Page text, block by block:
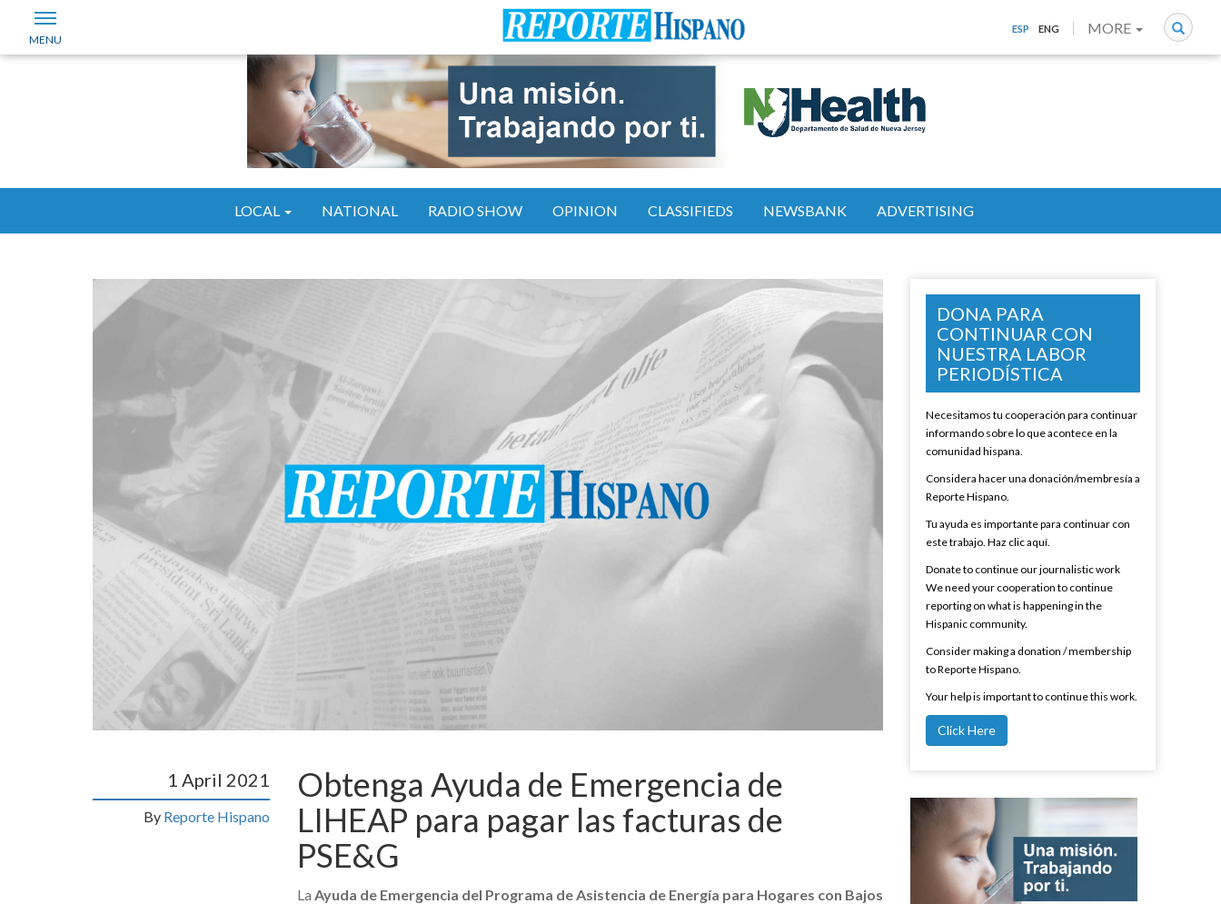
Search
MORE
ESP ENG
LOCAL NATIONAL RADIO SHOW OPINION CLASSIFIEDS NEWSBANK ADVERTISING
1 April 2021
By Reporte Hispano
Obtenga Ayuda de Emergencia de
LIHEAP para pagar las facturas de
PSE&G
La Ayuda de Emergencia del Programa de Asistencia de Energía para Hogares con Bajos
DONA PARA
CONTINUAR CON
NUESTRA LABOR
PERIODÍSTICA
Necesitamos tu cooperación para continuar
informando sobre lo que acontece en la
comunidad hispana.
Considera hacer una donación/membresía a
Reporte Hispano.
Tu ayuda es importante para continuar con
este trabajo. Haz clic aquí.
Donate to continue our journalistic work
We need your cooperation to continue
reporting on what is happening in the
Hispanic community.
Consider making a donation / membership
to Reporte Hispano.
Your help is important to continue this work.
Click Here